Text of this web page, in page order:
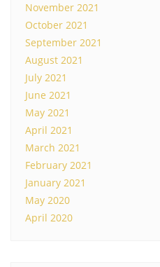
November 2021
October 2021
September 2021
August 2021
July 2021
June 2021
May 2021
April 2021
March 2021
February 2021
January 2021
May 2020
April 2020